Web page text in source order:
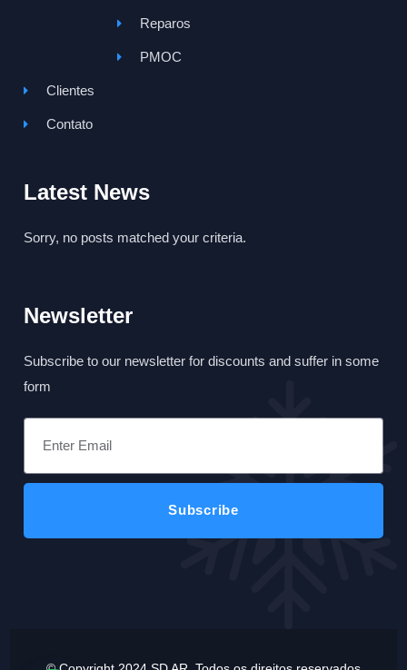
Reparos
PMOC
Clientes
Contato
Latest News
Sorry, no posts matched your criteria.
Newsletter
Subscribe to our newsletter for discounts and suffer in some
form